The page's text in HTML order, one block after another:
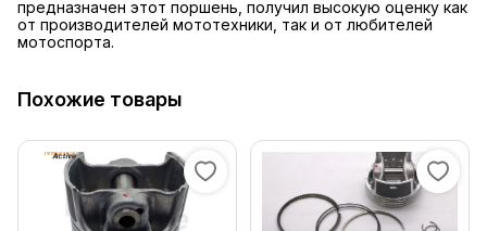
предназначен этот поршень, получил высокую оценку как
от производителей мототехники, так и от любителей
мотоспорта.
Похожие товары